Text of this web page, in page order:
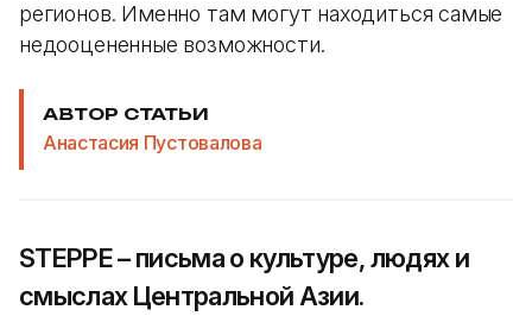
регионов. Именно там могут находиться самые
недооцененные возможности.
АВТОР СТАТЬИ
Анастасия Пустовалова
STEPPE – письма о культуре, людях и
смыслах Центральной Азии.